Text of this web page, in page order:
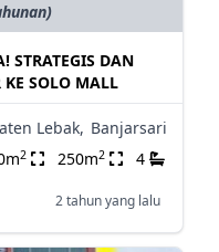
STRATEGIS DAN
SOLO MALL
Lebak, Banjarsari
2 250m2 4
2 tahun yang lalu